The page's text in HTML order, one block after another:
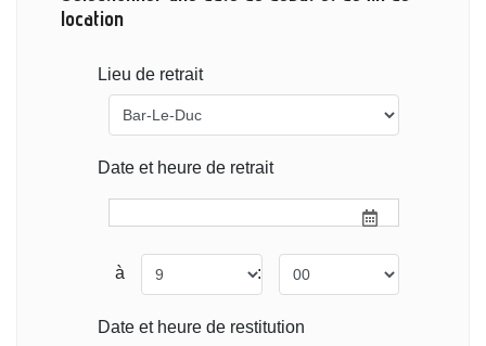
location
Lieu de retrait
Date et heure de retrait
à :
Date et heure de restitution